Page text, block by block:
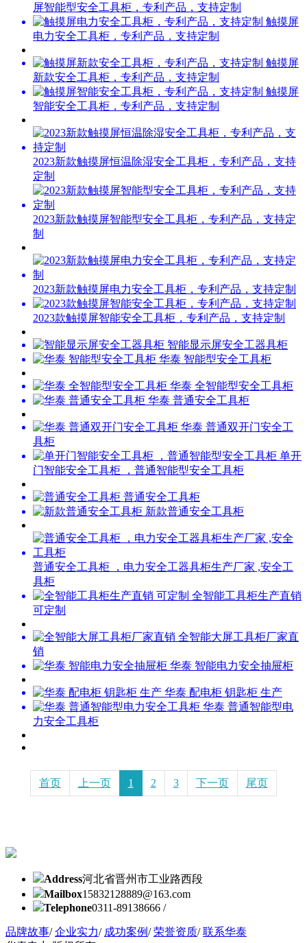
屏智能型安全工具柜，专利产品，支持定制
触摸屏
电力安全工具柜，专利产品，支持定制
触摸屏
新款安全工具柜，专利产品，支持定制
触摸屏
智能安全工具柜，专利产品，支持定制
2023新款触摸屏恒温除湿安全工具柜，专利产品，支持
定制
2023新款触摸屏智能型安全工具柜，专利产品，支持定
制
2023新款触摸屏电力安全工具柜，专利产品，支持定制
2023款触摸屏智能安全工具柜，专利产品，支持定制
智能显示屏安全工器具柜
华泰 智能型安全工具柜
华泰 全智能型安全工具柜
华泰 普通安全工具柜
华泰 普通双开门安全工
具柜
单开
门智能安全工具柜 ，普通智能型安全工具柜
普通安全工具柜
新款普通安全工具柜
普通安全工具柜 ，电力安全工器具柜生产厂家 ,安全工
具柜
全智能工具柜生产直销
可定制
全智能大屏工具柜厂家直
销
华泰 智能电力安全抽屉柜
华泰 配电柜 钥匙柜 生产
华泰 普通智能型电
力安全工具柜
首页 上一页 1 2 3 下一页 尾页
Address河北省晋州市工业路西段
Mailbox15832128889@163.com
Telephone0311-89138666 /
品牌故事/企业实力/ 成功案例/荣誉资质/联系华泰